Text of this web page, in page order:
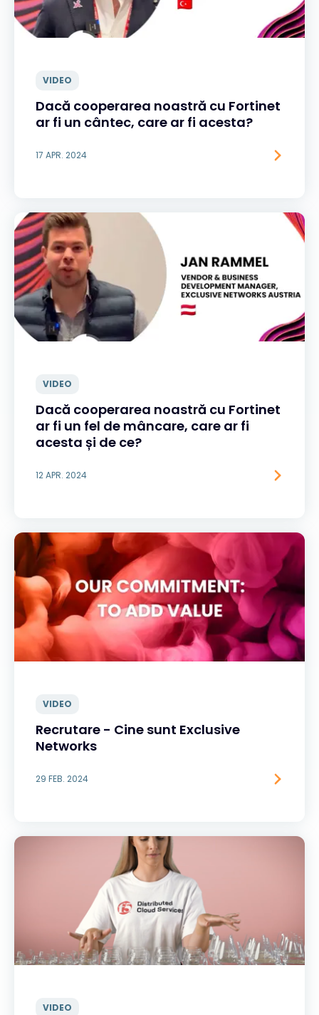
VIDEO
Dacă cooperarea noastră cu Fortinet
ar fi un cântec, care ar fi acesta?
17 APR. 2024
VIDEO
Dacă cooperarea noastră cu Fortinet
ar fi un fel de mâncare, care ar fi
acesta și de ce?
12 APR. 2024
VIDEO
Recrutare - Cine sunt Exclusive
Networks
29 FEB. 2024
VIDEO